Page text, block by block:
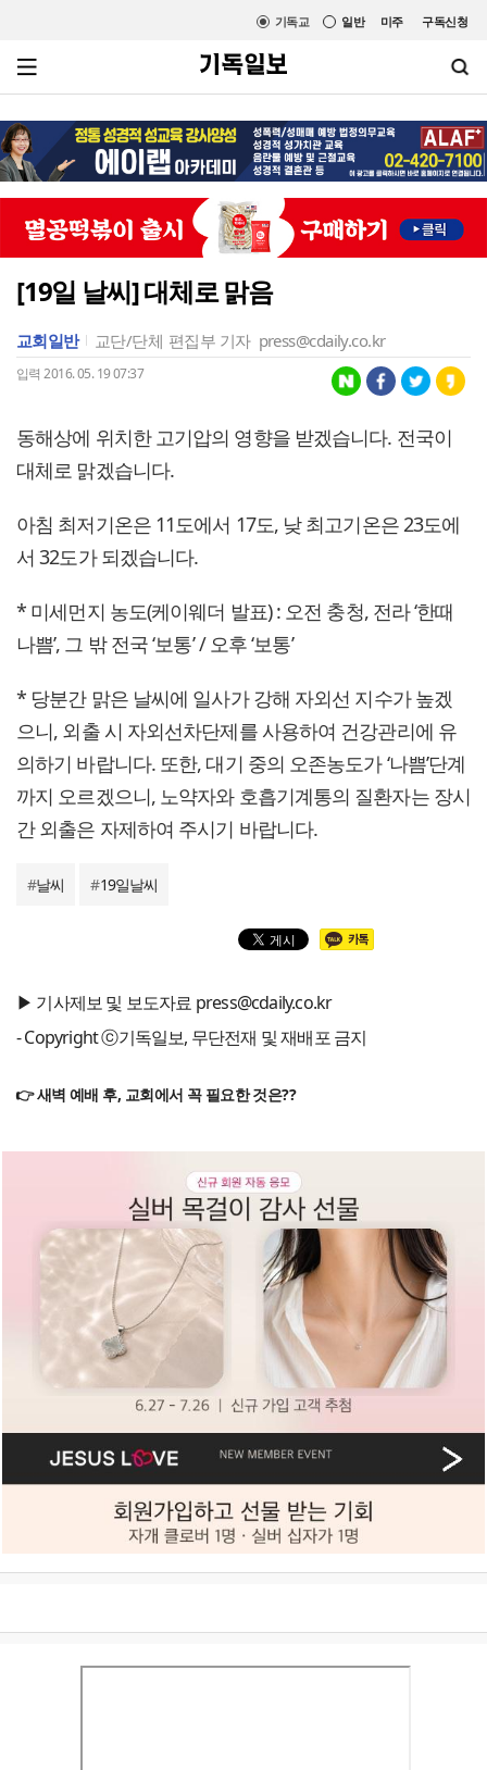
미주 구독신청
일반
기독교
[19일 날씨] 대체로 맑음
교회일반 교단/단체 편집부 기자 press@cdaily.co.kr
입력 2016. 05. 19 07:37
동해상에 위치한 고기압의 영향을 받겠습니다. 전국이
대체로 맑겠습니다.
아침 최저기온은 11도에서 17도, 낮 최고기온은 23도에
서 32도가 되겠습니다.
* 미세먼지 농도(케이웨더 발표) : 오전 충청, 전라 ‘한때
나쁨’, 그 밖 전국 ‘보통’ / 오후 ‘보통’
* 당분간 맑은 날씨에 일사가 강해 자외선 지수가 높겠
으니, 외출 시 자외선차단제를 사용하여 건강관리에 유
의하기 바랍니다. 또한, 대기 중의 오존농도가 ‘나쁨’단계
까지 오르겠으니, 노약자와 호흡기계통의 질환자는 장시
간 외출은 자제하여 주시기 바랍니다.
#날씨 #19일날씨
▶ 기사제보 및 보도자료 press@cdaily.co.kr
- Copyright ⓒ기독일보, 무단전재 및 재배포 금지
👉 새벽 예배 후, 교회에서 꼭 필요한 것은??